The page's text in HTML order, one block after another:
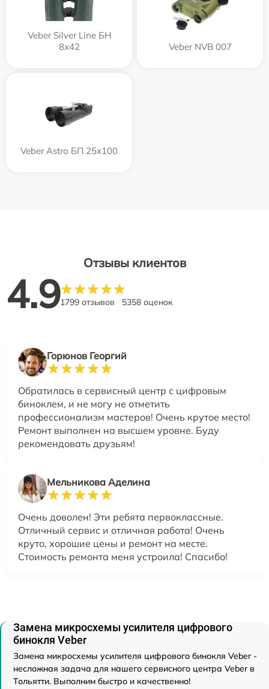
Veber Silver Line БН
8x42
Veber NVB 007
Veber Astro БП 25x100
Отзывы клиентов
4.91799 отзывов 5358 оценок
Горюнов Георгий
Обратилась в сервисный центр с цифровым
биноклем, и не могу не отметить
профессионализм мастеров! Очень крутое место!
Ремонт выполнен на высшем уровне. Буду
рекомендовать друзьям!
Мельникова Аделина
Очень доволен! Эти ребята первоклассные.
Отличный сервис и отличная работа! Очень
круто, хорошие цены и ремонт на месте.
Стоимость ремонта меня устроила! Спасибо!
Замена микросхемы усилителя цифрового
бинокля Veber
Замена микросхемы усилителя цифрового бинокля Veber -
несложная задача для нашего сервисного центра Veber в
Тольятти. Выполним быстро и качественно!